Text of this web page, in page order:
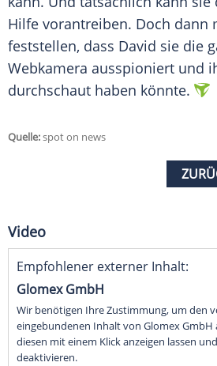
Hilfe vorantreiben. Doch dann
feststellen, dass David sie die
Webkamera ausspioniert und
durchschaut haben könnte.
Quelle:spot on news
Video
Empfohlener externer Inhalt:
Glomex GmbH
Wir benötigen Ihre Zustimmung, um den
eingebundenen Inhalt von Glomex GmbH
diesen mit einem Klick anzeigen lassen
deaktivieren.